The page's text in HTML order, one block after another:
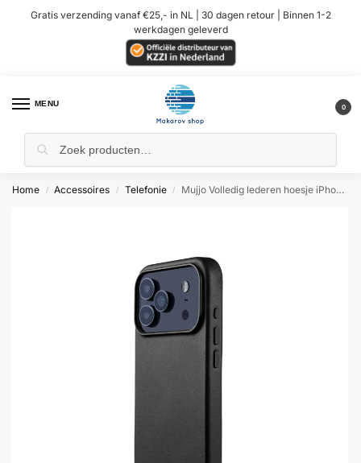
Gratis verzending vanaf €25,- in NL | 30 dagen retour | Binnen 1-2
werkdagen geleverd
MENU 0
Home / Accessoires / Telefonie / Mujjo Volledig lederen hoesje iPhone 17 Pro Max – Zwart